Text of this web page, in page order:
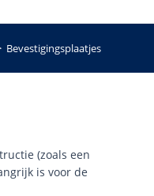
site
zoeken
Bevestigingsplaatjes
(zoals een
is voor de